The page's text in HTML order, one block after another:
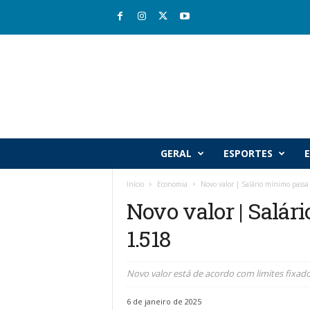
GERAL ESPORTES
Início Economia Novo valor | Salário mínimo
Novo valor |
1.518
Novo valor está de acordo com limites
6 de janeiro de 2025